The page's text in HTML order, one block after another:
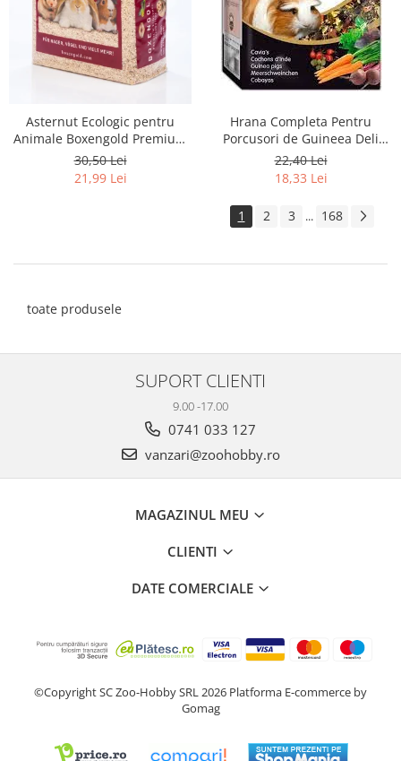
Asternut Ecologic pentru
Animale Boxengold Premium
Ecostreu 4.5 kg
30,50 Lei
21,99 Lei
Hrana Completa Pentru
Porcusori de Guineea Deli
Nature Menu 750g
22,40 Lei
18,33 Lei
1 2 3 ... 168
toate produsele
SUPORT CLIENTI
9.00 -17.00
0741 033 127
vanzari@zoohobby.ro
MAGAZINUL MEU
CLIENTI
DATE COMERCIALE
©Copyright SC Zoo-Hobby SRL 2026 Platforma E-commerce by
Gomag